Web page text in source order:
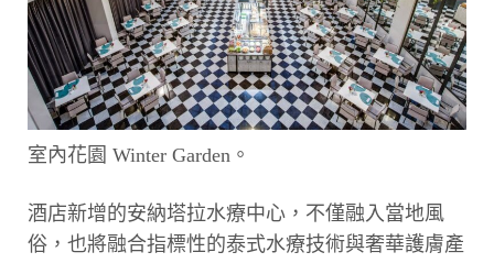
室內花園 Winter Garden。
酒店新增的安納塔拉水療中心，不僅融入當地風
俗，也將融合指標性的泰式水療技術與奢華護膚產